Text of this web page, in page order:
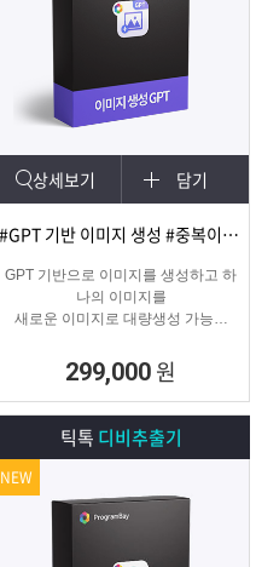
상세보기 담기
#GPT 기반 이미지 생성 #중복이미지 #유사이미지
GPT 기반으로 이미지를 생성하고 하
나의 이미지를
새로운 이미지로 대량생성 가능한
299,000 원
틱톡 디비추출기
NEW